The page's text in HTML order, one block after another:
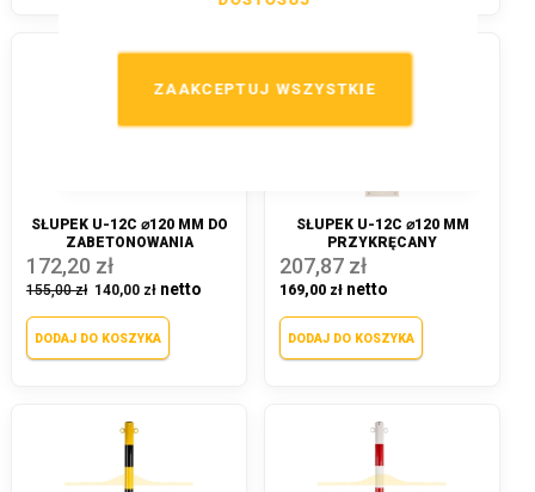
ZAAKCEPTUJ WSZYSTKIE
SŁUPEK U-12C ⌀120 MM DO
ZABETONOWANIA
172,20 zł
140,00 zł
155,00 zł
DODAJ DO KOSZYKA
SŁUPEK U-12C ⌀120 MM
PRZYKRĘCANY
207,87 zł
169,00 zł
DODAJ DO KOSZYKA